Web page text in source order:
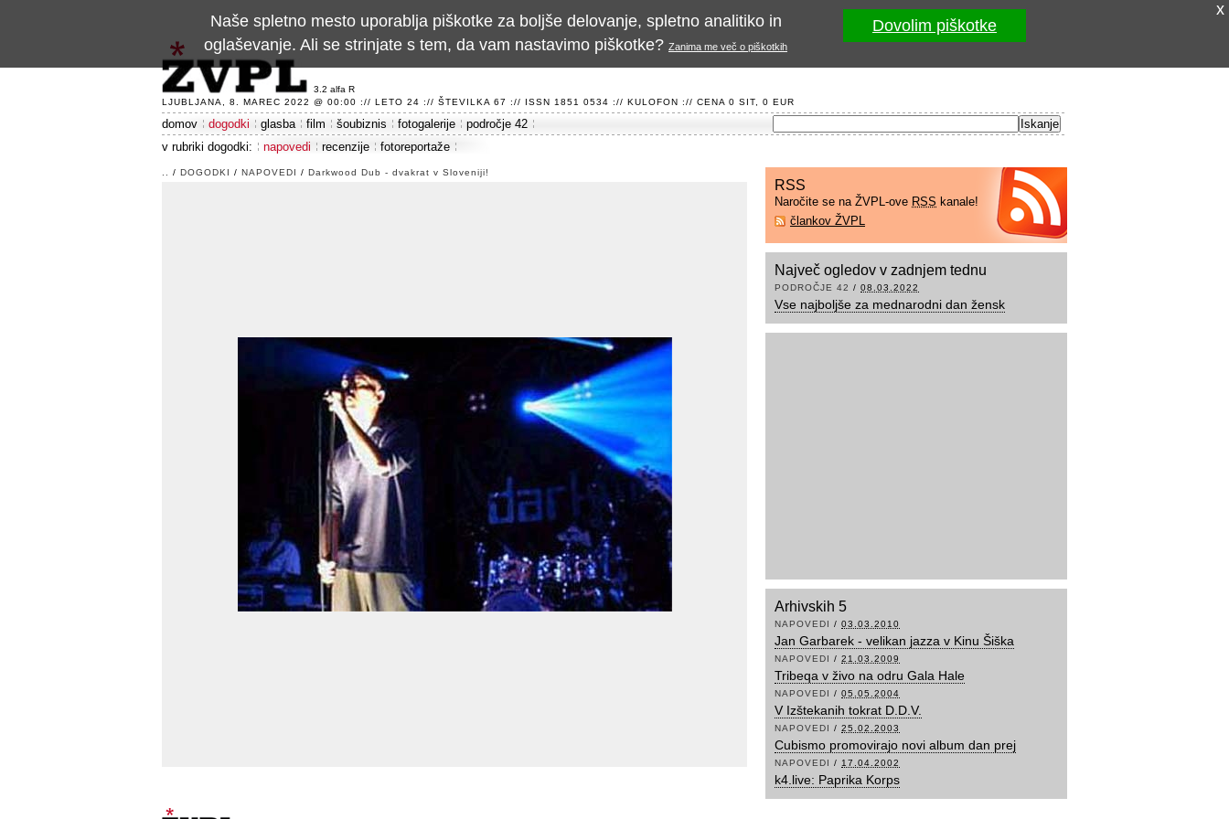
3.2 alfa R
LJUBLJANA, 8. MAREC 2022 @ 00:00 :// LETO 24 :// ŠTEVILKA 67 :// ISSN 1851 0534 :// KULOFON :// CENA 0 SIT, 0 EUR
domov dogodki glasba film šoubiznis fotogalerije
področje 42
v rubriki dogodki:
napovedi recenzije fotoreportaže
/ DOGODKI / NAPOVEDI / Darkwood Dub - dvakrat v Sloveniji!
RSS
Naročite se na ŽVPL-ove RSS kanale!
člankov ŽVPL
Največ ogledov v zadnjem tednu
PODROČJE 42 / 08.03.2022
Vse najboljše za mednarodni dan žensk
Arhivskih 5
NAPOVEDI / 03.03.2010
Jan Garbarek - velikan jazza v Kinu Šiška
NAPOVEDI / 21.03.2009
Tribeqa v živo na odru Gala Hale
NAPOVEDI / 05.05.2004
V Izštekanih tokrat D.D.V.
NAPOVEDI / 25.02.2003
Cubismo promovirajo novi album dan prej
NAPOVEDI / 17.04.2002
k4.live: Paprika Korps
x
Naše spletno mesto uporablja piškotke za boljše delovanje, spletno analitiko in
oglaševanje. Ali se strinjate s tem, da vam nastavimo piškotke? Zanima me več o piškotkih
Dovolim piškotke